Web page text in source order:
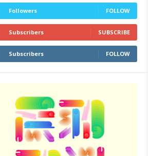
Followers FOLLOW
Subscribers SUBSCRIBE
Subscribers FOLLOW